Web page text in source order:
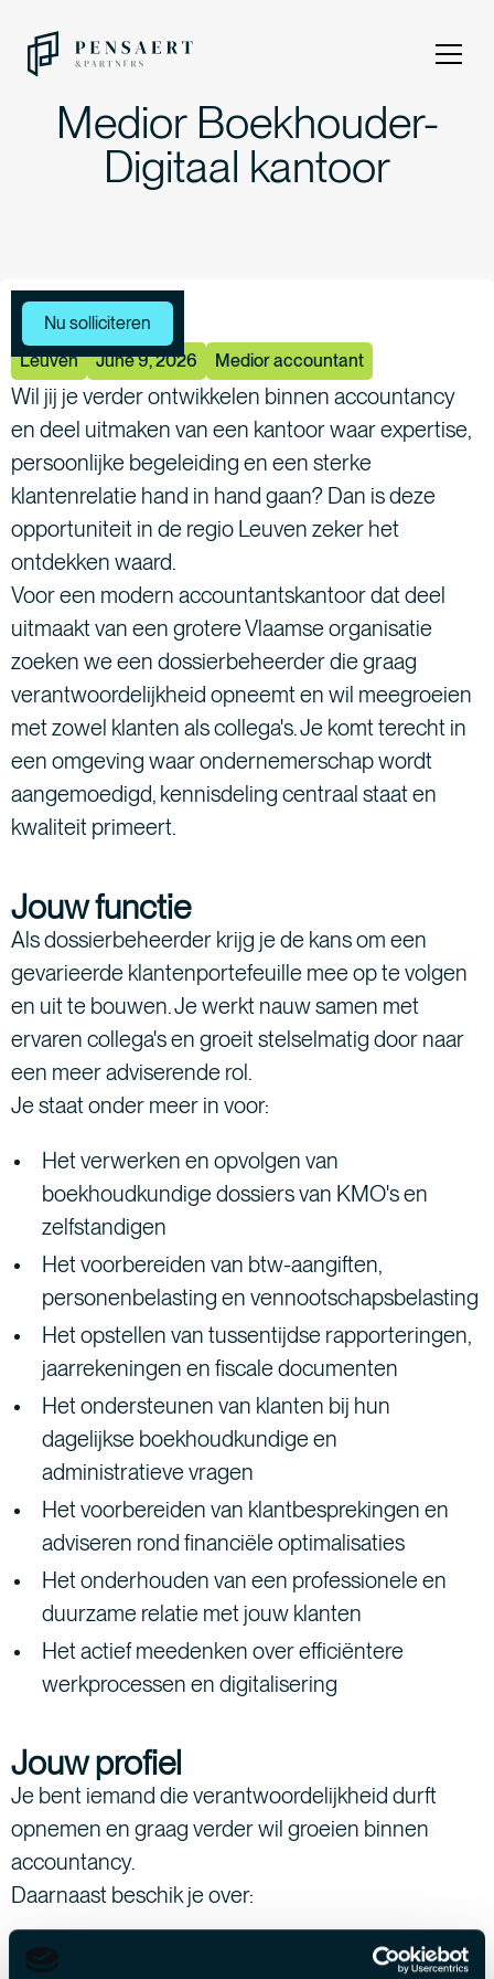
Medior Boekhouder-
Digitaal kantoor
Meer vacatures
Leuven June 9, 2026 Medior accountant
Wil jij je verder ontwikkelen binnen accountancy
en deel uitmaken van een kantoor waar expertise,
persoonlijke begeleiding en een sterke
klantenrelatie hand in hand gaan? Dan is deze
opportuniteit in de regio Leuven zeker het
ontdekken waard.
Voor een modern accountantskantoor dat deel
uitmaakt van een grotere Vlaamse organisatie
zoeken we een dossierbeheerder die graag
verantwoordelijkheid opneemt en wil meegroeien
met zowel klanten als collega's. Je komt terecht in
een omgeving waar ondernemerschap wordt
aangemoedigd, kennisdeling centraal staat en
kwaliteit primeert.
Jouw functie
Als dossierbeheerder krijg je de kans om een
gevarieerde klantenportefeuille mee op te volgen
en uit te bouwen. Je werkt nauw samen met
ervaren collega's en groeit stelselmatig door naar
een meer adviserende rol.
Je staat onder meer in voor:
Het verwerken en opvolgen van
boekhoudkundige dossiers van KMO's en
zelfstandigen
Het voorbereiden van btw-aangiften,
personenbelasting en vennootschapsbelasting
Het opstellen van tussentijdse rapporteringen,
jaarrekeningen en fiscale documenten
Het ondersteunen van klanten bij hun
dagelijkse boekhoudkundige en
administratieve vragen
Het voorbereiden van klantbesprekingen en
adviseren rond financiële optimalisaties
Het onderhouden van een professionele en
duurzame relatie met jouw klanten
Het actief meedenken over efficiëntere
werkprocessen en digitalisering
Jouw profiel
Je bent iemand die verantwoordelijkheid durft
opnemen en graag verder wil groeien binnen
accountancy.
Daarnaast beschik je over:
Een bachelor Accountancy-Fiscaliteit of een
Nu solliciteren